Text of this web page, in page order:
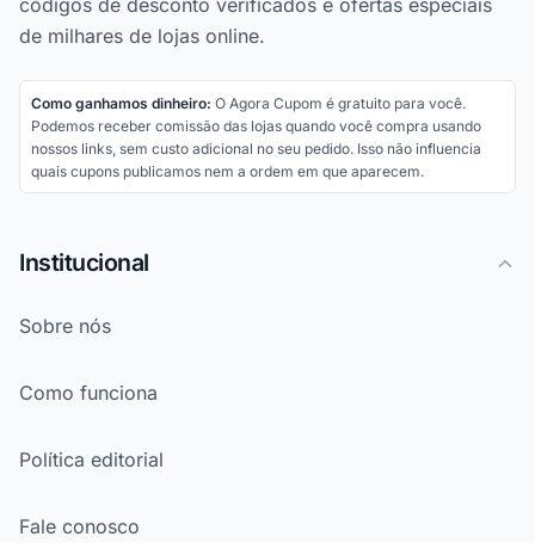
de milhares de lojas online.
Como ganhamos dinheiro: O Agora Cupom é gratuito para você.
Podemos receber comissão das lojas quando você compra usando
nossos links, sem custo adicional no seu pedido. Isso não influencia
quais cupons publicamos nem a ordem em que aparecem.
Institucional
Sobre nós
Como funciona
Política editorial
Fale conosco